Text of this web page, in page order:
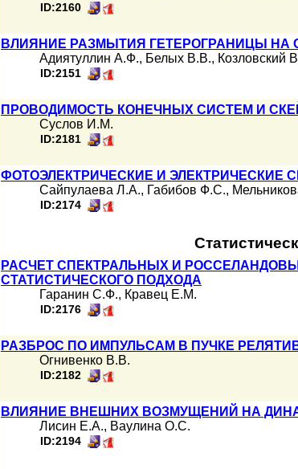
ID:2160
ВЛИЯНИЕ РАЗМЫТИЯ ГЕТЕРОГРАНИЦЫ НА
Адиятуллин А.Ф., Белых В.В., Козловский
ID:2151
ПРОВОДИМОСТЬ КОНЕЧНЫХ СИСТЕМ И
Суслов И.М.
ID:2181
ФОТОЭЛЕКТРИЧЕСКИЕ И
Сайпулаева Л.А., Габибов Ф.С.,
ID:2174
РАСЧЕТ СПЕКТРАЛЬНЫХ И
СТАТИСТИЧЕСКОГО ПОДХОДА
Гаранин С.Ф., Кравец Е.М.
ID:2176
РАЗБРОС ПО ИМПУЛЬСАМ В ПУЧКЕ
Огнивенко В.В.
ID:2182
ВЛИЯНИЕ ВНЕШНИХ ВОЗМУЩЕНИЙ НА
Лисин Е.А., Ваулина О.С.
ID:2194